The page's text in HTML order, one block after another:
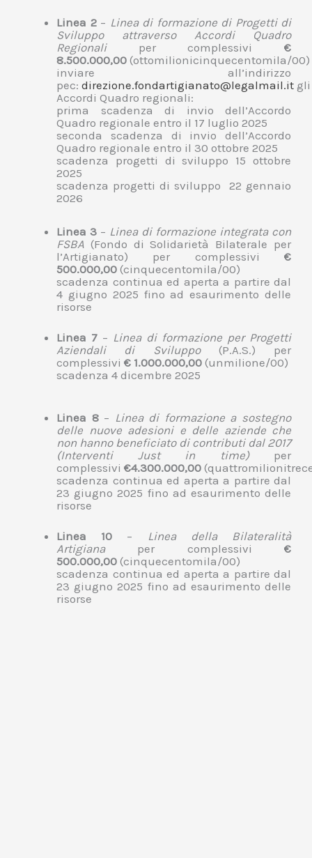
Linea 2– Linea di formazione di Progetti di
Sviluppo attraverso Accordi Quadro
Regionaliper complessivi €
8.500.000,00 (ottomilionicinquecentomila/00)
inviare all’indirizzo
pec: direzione.fondartigianato@legalmail.it gli
Accordi Quadro regionali:
prima scadenza di invio dell’Accordo
Quadro regionale entro il 17 luglio 2025
seconda scadenza di invio dell’Accordo
Quadro regionale entro il 30 ottobre 2025
scadenza progetti di sviluppo 15 ottobre
2025
scadenza progetti di sviluppo 22 gennaio
2026
Linea 3 – Linea di formazione integrata con
FSBA (Fondo di Solidarietà Bilaterale per
l’Artigianato) per complessivi €
500.000,00 (cinquecentomila/00)
scadenza continua ed aperta a partire dal
4 giugno 2025 fino ad esaurimento delle
risorse
Linea 7 – Linea di formazione per Progetti
Aziendali di Sviluppo(P.A.S.) per
complessivi € 1.000.000,00 (unmilione/00)
scadenza 4 dicembre 2025
Linea 8– Linea di formazione a sostegno
delle nuove adesioni e delle aziende che
non hanno beneficiato di contributi dal 2017
(Interventi Just in time)per
complessivi €4.300.000,00
scadenza continua ed aperta a partire dal
23 giugno 2025 fino ad esaurimento delle
risorse
Linea 10 –
Linea della Bilateralità
Artigianaper complessivi €
500.000,00 (cinquecentomila/00)
scadenza continua ed aperta a partire dal
23 giugno 2025 fino ad esaurimento delle
risorse